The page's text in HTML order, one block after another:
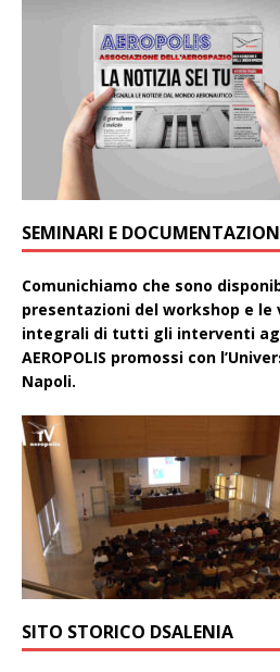
SEMINARI E
Comunichiamo che sono
presentazioni del workshop e
integrali di tutti gli interventi
AEROPOLIS promossi con
Napoli.
SITO STORICO DSALENIA